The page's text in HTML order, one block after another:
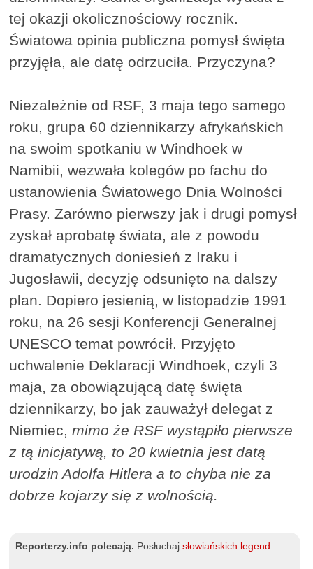
tej okazji okolicznościowy rocznik.
Światowa opinia publiczna pomysł święta
przyjęła, ale datę odrzuciła. Przyczyna?
Niezależnie od RSF, 3 maja tego samego
roku, grupa 60 dziennikarzy afrykańskich
na swoim spotkaniu w Windhoek w
Namibii, wezwała kolegów po fachu do
ustanowienia Światowego Dnia Wolności
Prasy. Zarówno pierwszy jak i drugi pomysł
zyskał aprobatę świata, ale z powodu
dramatycznych doniesień z Iraku i
Jugosławii, decyzję odsunięto na dalszy
plan. Dopiero jesienią, w listopadzie 1991
roku, na 26 sesji Konferencji Generalnej
UNESCO temat powrócił. Przyjęto
uchwalenie Deklaracji Windhoek, czyli 3
maja, za obowiązującą datę święta
dziennikarzy, bo jak zauważył delegat z
Niemiec,mimo że RSF wystąpiło pierwsze
z tą inicjatywą, to 20 kwietnia jest datą
urodzin Adolfa Hitlera a to chyba nie za
dobrze kojarzy się z wolnością.
Reporterzy.info polecają. Posłuchajsłowiańskich legend :